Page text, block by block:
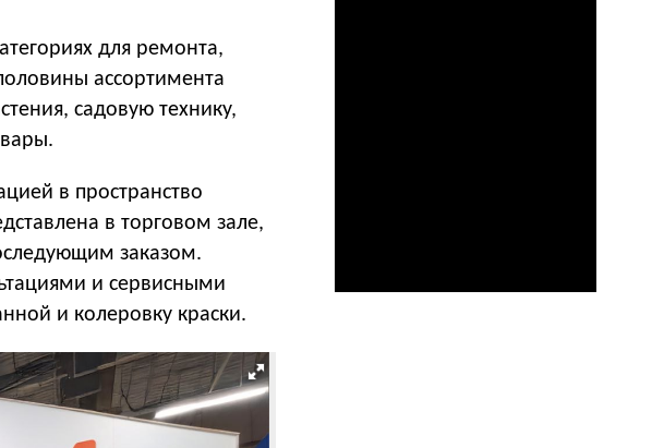
для ремонта,
ассортимента
садовую технику,
в пространство
в торговом зале,
заказом.
и сервисными
и колеровку краски.